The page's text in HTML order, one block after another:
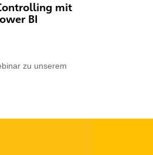
mit
BI
zu unserem